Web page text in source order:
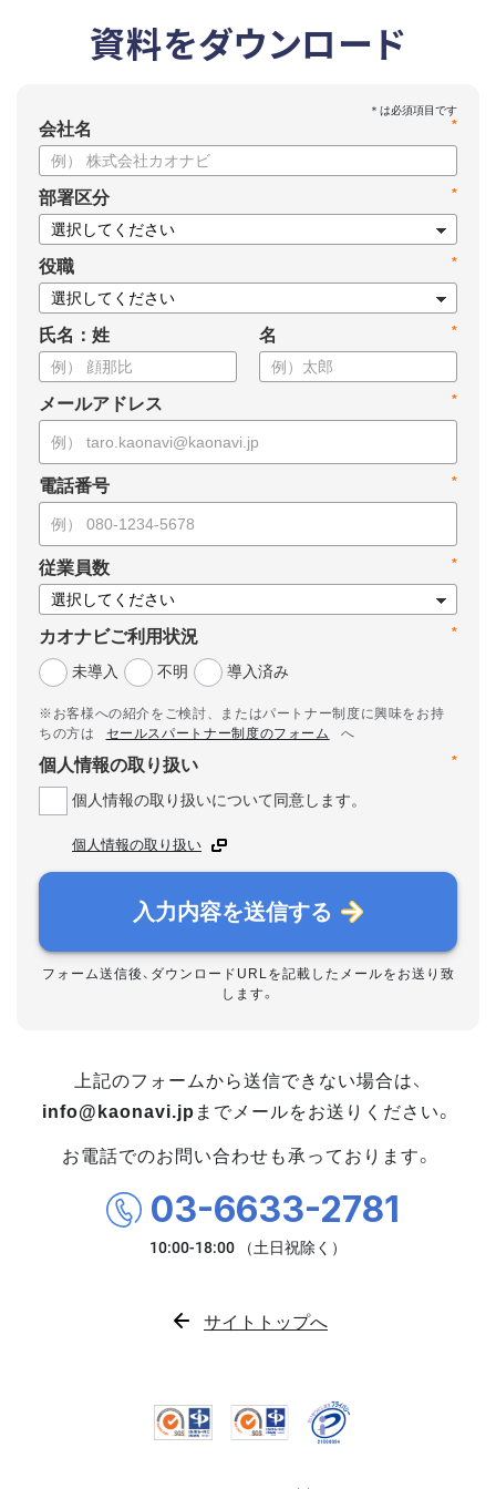
資料をダウンロード
*
会社名
*
部署区分
*
役職
氏名：姓 *
名
*
メールアドレス
*
電話番号
*
従業員数
*
カオナビご利用状況
未導入
不明 導入済み
※お客様への紹介をご検討、またはパートナー制度に興味をお持
ちの方は
セールスパートナー制度のフォーム
へ
*
個人情報の取り扱い
個人情報の取り扱いについて同意します。
個人情報の取り扱い
入力内容を送信する
フォーム送信後、ダウンロードURLを記載したメールをお送り致
します。
上記のフォームから送信できない場合は、
info@kaonavi.jp までメールをお送りください。
お電話でのお問い合わせも承っております。
03-6633-2781
サイトトップへ